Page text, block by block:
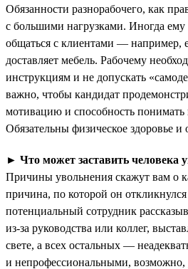
Обязанности разнорабочего, как
с большими нагрузками. Иногда ему
общаться с клиентами — например,
доставляет мебель. Рабочему
инструкциям и не допускать
важно, чтобы кандидат
мотивацию и способность понимать
Обязательны физическое здоровье
► Что может заставить человека
Причины увольнения скажут вам о
причина, по которой он
потенциальный сотрудник
из-за руководства или коллег,
свете, а всех остальных —
и непрофессиональными, возможно,